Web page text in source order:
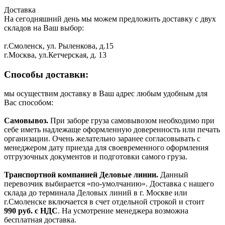
Доставка
На сегодняшний день мы можем предложить доставку с двух
складов на Ваш выбор:
г.Смоленск, ул. Рыленкова, д.15
г.Москва, ул.Кетчерская, д. 13
Способы доставки:
мы осуществим доставку в Ваш адрес любым удобным для
Вас способом:
Самовывоз. При заборе груза самовывозом необходимо при
себе иметь надлежаще оформленную доверенность или печать
организации. Очень желательно заранее согласовывать с
менеджером дату приезда для своевременного оформления
отгрузочных документов и подготовки самого груза.
Транспортной компанией Деловые линии. Данный
перевозчик выбирается «по-умолчанию». Доставка с нашего
склада до терминала Деловых линий в г. Москве или
г.Смоленске включается в счет отдельной строкой и стоит
990 руб. с НДС. На усмотрение менеджера возможна
бесплатная доставка.